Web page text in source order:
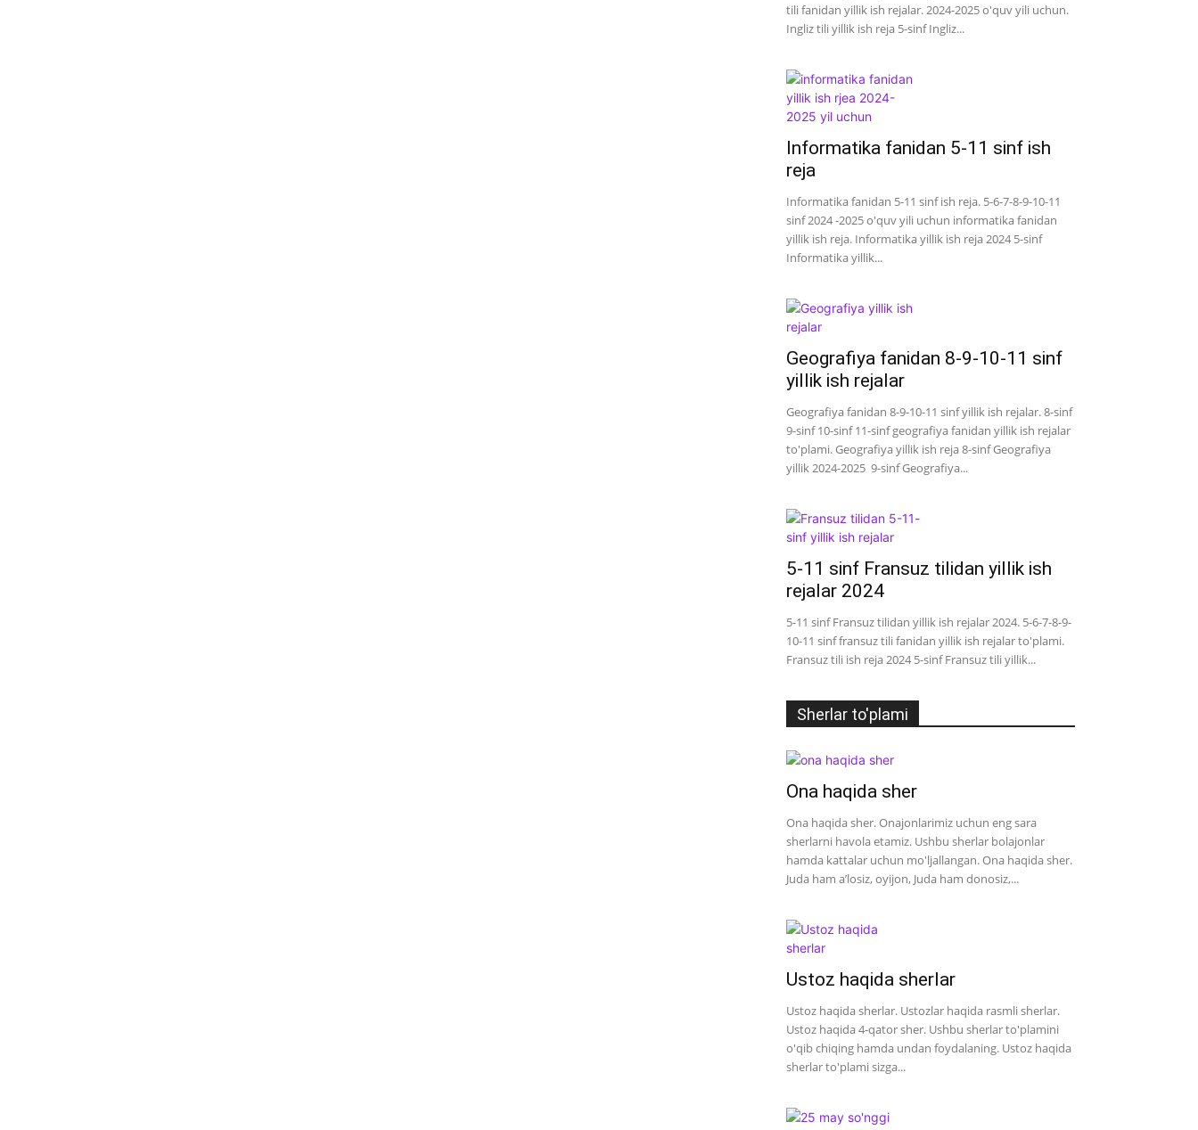
tili fanidan yillik ish rejalar. 2024-2025 o'quv yili uchun.
Ingliz tili yillik ish reja 5-sinf Ingliz...
Informatika fanidan 5-11 sinf ish
reja
Informatika fanidan 5-11 sinf ish reja. 5-6-7-8-9-10-11
sinf 2024 -2025 o'quv yili uchun informatika fanidan
yillik ish reja. Informatika yillik ish reja 2024 5-sinf
Informatika yillik...
Geografiya fanidan 8-9-10-11 sinf
yillik ish rejalar
Geografiya fanidan 8-9-10-11 sinf yillik ish rejalar. 8-sinf
9-sinf 10-sinf 11-sinf geografiya fanidan yillik ish rejalar
to'plami. Geografiya yillik ish reja 8-sinf Geografiya
yillik 2024-2025 9-sinf Geografiya...
5-11 sinf Fransuz tilidan yillik ish
rejalar 2024
5-11 sinf Fransuz tilidan yillik ish rejalar 2024. 5-6-7-8-9-
10-11 sinf fransuz tili fanidan yillik ish rejalar to'plami.
Fransuz tili ish reja 2024 5-sinf Fransuz tili yillik...
Sherlar to'plami
Ona haqida sher
Ona haqida sher. Onajonlarimiz uchun eng sara
sherlarni havola etamiz. Ushbu sherlar bolajonlar
hamda kattalar uchun mo'ljallangan. Ona haqida sher.
Juda ham a’losiz, oyijon, Juda ham donosiz,...
Ustoz haqida sherlar
Ustoz haqida sherlar. Ustozlar haqida rasmli sherlar.
Ustoz haqida 4-qator sher. Ushbu sherlar to'plamini
o'qib chiqing hamda undan foydalaning. Ustoz haqida
sherlar to'plami sizga...